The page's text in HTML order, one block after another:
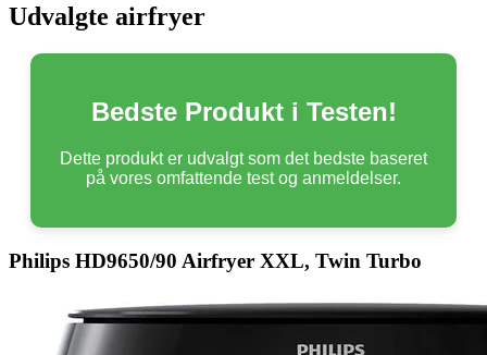
Udvalgte airfryer
Bedste Produkt i Testen!
Dette produkt er udvalgt som det bedste baseret
på vores omfattende test og anmeldelser.
Philips HD9650/90 Airfryer XXL, Twin Turbo